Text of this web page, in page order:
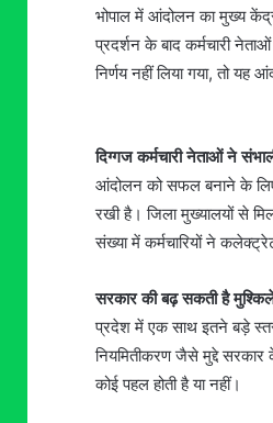
भोपाल में आंदोलन का मुख्य
प्रदर्शन के बाद कर्मचारी
निर्णय नहीं लिया गया, तो
दिग्गज कर्मचारी नेताओं ने
आंदोलन को सफल बनाने के
रखी है। जिला मुख्यालयों से
संख्या में कर्मचारियों ने
सरकार की बढ़ सकती है
प्रदेश में एक साथ इतने बड़े स्तर
नियमितीकरण जैसे मुद्दे सरकार
कोई पहल होती है या नहीं।